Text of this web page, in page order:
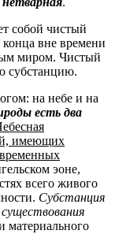
собой чистый
вне времени
миром. Чистый
субстанцию.
на небе и на
есть два
имеющих
эоне,
всего живого
Субстанция
материального